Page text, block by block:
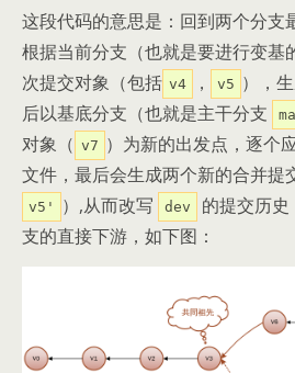
这段代码的意思是：回到两个分支
根据当前分支（也就是要进行变基
次提交对象（包括 v4 ， v5 ），
后以基底分支（也就是主干分支
对象（ v7 ）为新的出发点，逐个
文件，最后会生成两个新的合并提
v5' ）,从而改写 dev
的提交历
支的直接下游，如下图：